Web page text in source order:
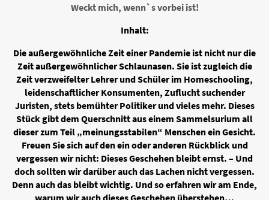
Weckt mich, wenn`s vorbei ist!
Inhalt:
Die außergewöhnliche Zeit einer Pandemie ist nicht nur die
Zeit außergewöhnlicher Schlaunasen. Sie ist zugleich die
Zeit verzweifelter Lehrer und Schüler im Homeschooling,
leidenschaftlicher Konsumenten, Zuflucht suchender
Juristen, stets bemühter Politiker und vieles mehr. Dieses
Stück gibt dem Querschnitt aus einem Sammelsurium all
dieser zum Teil „meinungsstabilen“ Menschen ein Gesicht.
Freuen Sie sich auf den ein oder anderen Rückblick und
vergessen wir nicht: Dieses Geschehen bleibt ernst. – Und
doch sollten wir darüber auch das Lachen nicht vergessen.
Denn auch das bleibt wichtig. Und so erfahren wir am Ende,
warum wir auch dieses Geschehen überstehen…